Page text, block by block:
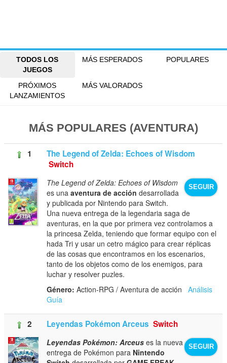
TODOS LOS
JUEGOS
MÁS ESPERADOS POPULARES
PRÓXIMOS
LANZAMIENTOS
MÁS VALORADOS
MÁS POPULARES (AVENTURA)
1
The Legend of Zelda: Echoes of Wisdom
Switch
SEGUIR
The Legend of Zelda: Echoes of Wisdom
es unaaventura de acción desarrollada
y publicada por Nintendo para Switch.
Una nueva entrega de la legendaria saga de
aventuras, en la que por primera vez controlamos a
la princesa Zelda, teniendo que formar equipo con el
hada Tri y usar un cetro mágico para crear réplicas
de las cosas que encontramos en los escenarios,
tanto de los objetos como de los enemigos, para
luchar y resolver puzles.
Género: Action-RPG / Aventura de acciónAnálisis
Guía
2 Leyendas Pokémon Arceus Switch
SEGUIR
Leyendas Pokémon: Arceus es la nueva
entrega de Pokémon para Nintendo